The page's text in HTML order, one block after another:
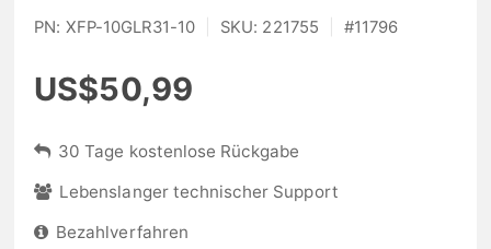
PN: XFP-10GLR31-10 SKU: 221755 #11796
US$50,99
30 Tage kostenlose Rückgabe
Lebenslanger technischer Support
Bezahlverfahren